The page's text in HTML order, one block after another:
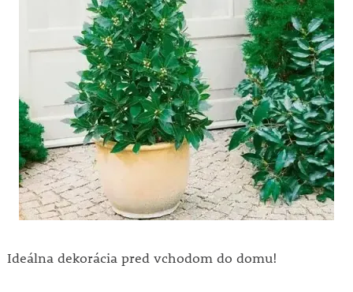
Ideálna dekorácia pred vchodom do domu!